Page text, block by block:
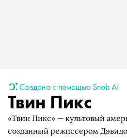
Создано с помощью Snob AI
Твин Пикс
«Твин Пикс» — культовый
созданный режиссером